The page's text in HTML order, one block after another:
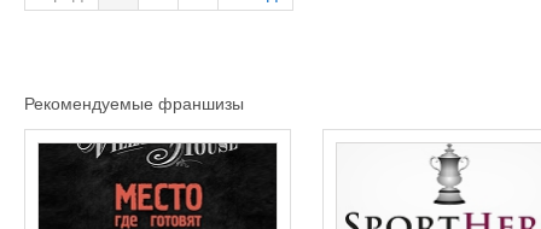
40 000 руб. (если в розницу то 120 000 рублей наценка 300 -5 проверенных поставщиков (с
занимается отправкой товара без вашего личного
покупке 1 месяц Бизнес существует уже
Рекомендуемые франшизы